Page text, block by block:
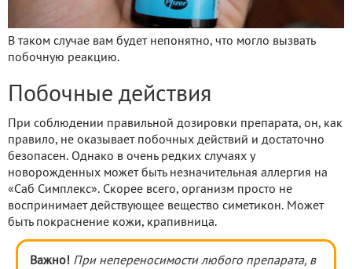
В таком случае вам будет непонятно, что могло вызвать
побочную реакцию.
Побочные действия
При соблюдении правильной дозировки препарата, он, как
правило, не оказывает побочных действий и достаточно
безопасен. Однако в очень редких случаях у
новорожденных может быть незначительная аллергия на
«Саб Симплекс». Скорее всего, организм просто не
воспринимает действующее вещество симетикон. Может
быть покраснение кожи, крапивница.
Важно! При непереносимости любого препарата, в